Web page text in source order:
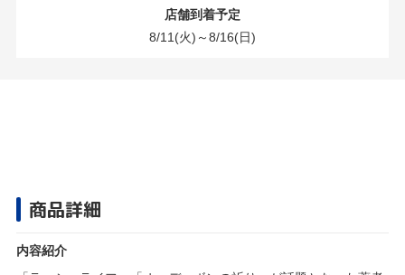
店舗到着予定
8/11(火)～8/16(日)
商品詳細
内容紹介